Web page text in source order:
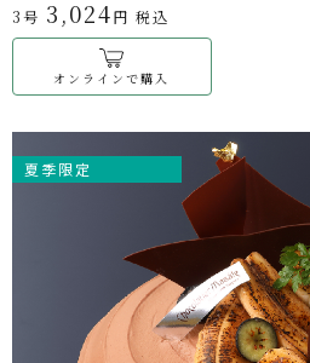
3号 3,024円 税込
オンラインで購入
夏季限定